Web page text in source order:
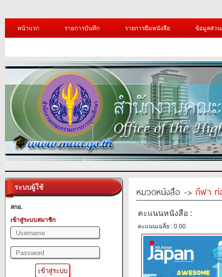
หน้าแรก รายการบันทึก รายการยืมหนังสือ ข้อมูลส่ว
ระบบผู้ใช้
สกอ.
เข้าสู่ระบบสมาชิก
หมวดหนังสือ -> กีฬา ท่
คะแนนหนังสือ :
คะแนนเฉลี่ย : 0.00